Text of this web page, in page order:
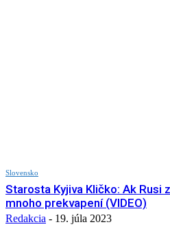
Slovensko
Starosta Kyjiva Kličko: Ak Rusi
mnoho prekvapení (VIDEO)
Redakcia - 19. júla 2023